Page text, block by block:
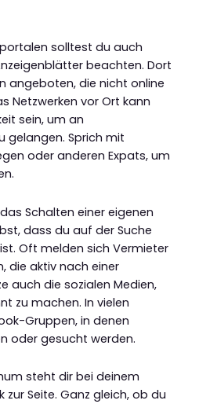
solltest du auch
beachten. Dort
angeboten, die nicht online
Netzwerken vor Ort kann
sein, um an
gelangen. Sprich mit
oder anderen Expats, um
Schalten einer eigenen
dass du auf der Suche
Oft melden sich Vermieter
die aktiv nach einer
auch die sozialen Medien,
zu machen. In vielen
Gruppen, in denen
oder gesucht werden.
steht dir bei deinem
Seite. Ganz gleich, ob du